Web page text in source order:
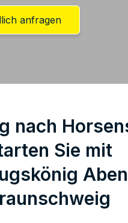
anfragen
nach
Sie mit